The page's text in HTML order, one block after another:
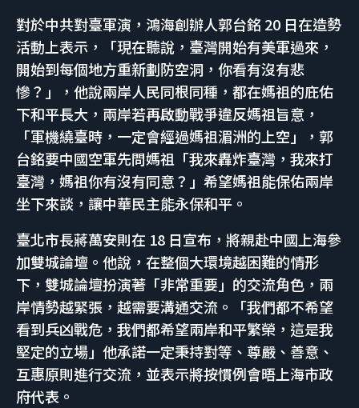
對於中共對臺軍演，鴻海創辦人郭台銘 20 日在造勢
活動上表示，「現在聽說，臺灣開始有美軍過來，
開始到每個地方重新劃防空洞，你看有沒有悲
慘？」，他說兩岸人民同根同種，都在媽祖的庇佑
下和平長大，兩岸若再啟動戰爭違反媽祖旨意，
「軍機繞臺時，一定會經過媽祖湄洲的上空」，郭
台銘要中國空軍先問媽祖「我來轟炸臺灣，我來打
臺灣，媽祖你有沒有同意？」希望媽祖能保佑兩岸
坐下來談，讓中華民主能永保和平。
臺北市長蔣萬安則在 18 日宣布，將親赴中國上海參
加雙城論壇。他說，在整個大環境越困難的情形
下，雙城論壇扮演著「非常重要」的交流角色，兩
岸情勢越緊張，越需要溝通交流。「我們都不希望
看到兵凶戰危，我們都希望兩岸和平繁榮，這是我
堅定的立場」他承諾一定秉持對等、尊嚴、善意、
互惠原則進行交流，並表示將按慣例會晤上海市政
府代表。